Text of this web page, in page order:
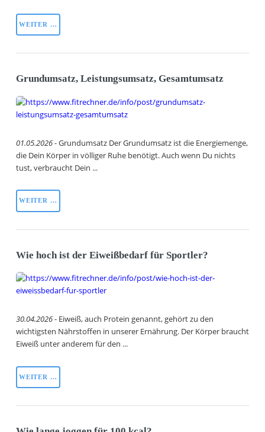
WEITER …
Grundumsatz, Leistungsumsatz, Gesamtumsatz
01.05.2026- Grundumsatz Der Grundumsatz ist die Energiemenge,
die Dein Körper in völliger Ruhe benötigt. Auch wenn Du nichts
tust, verbraucht Dein ...
WEITER …
Wie hoch ist der Eiweißbedarf für Sportler?
30.04.2026- Eiweiß, auch Protein genannt, gehört zu den
wichtigsten Nährstoffen in unserer Ernährung. Der Körper braucht
Eiweiß unter anderem für den ...
WEITER …